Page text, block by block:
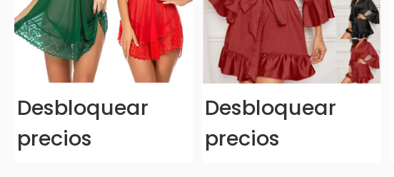
Desbloquear
precios
Desbloquear
precios